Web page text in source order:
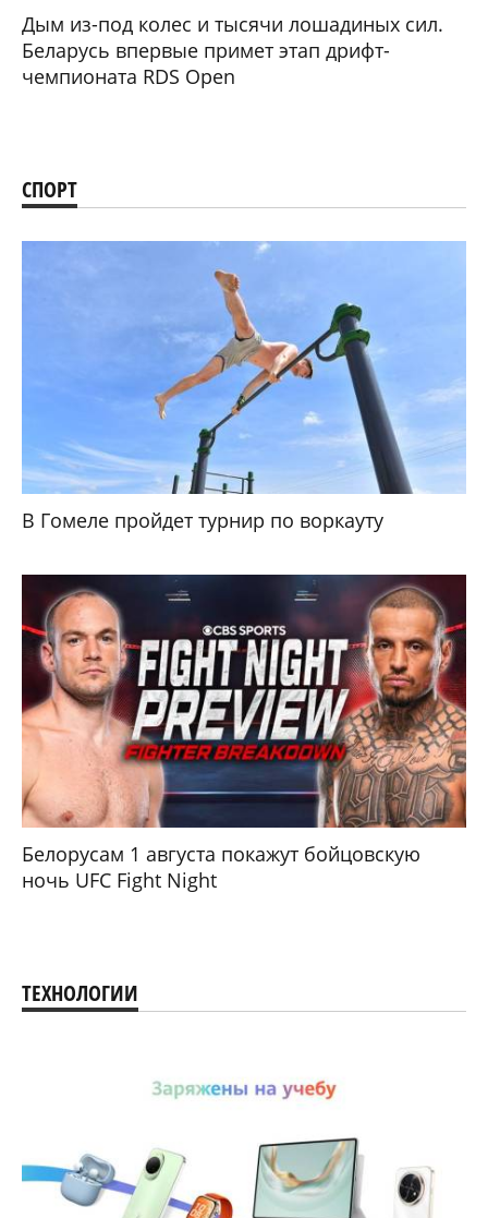
Дым из-под колес и тысячи лошадиных сил.
Беларусь впервые примет этап дрифт-
чемпионата RDS Open
СПОРТ
В Гомеле пройдет турнир по воркауту
Белорусам 1 августа покажут бойцовскую
ночь UFC Fight Night
ТЕХНОЛОГИИ